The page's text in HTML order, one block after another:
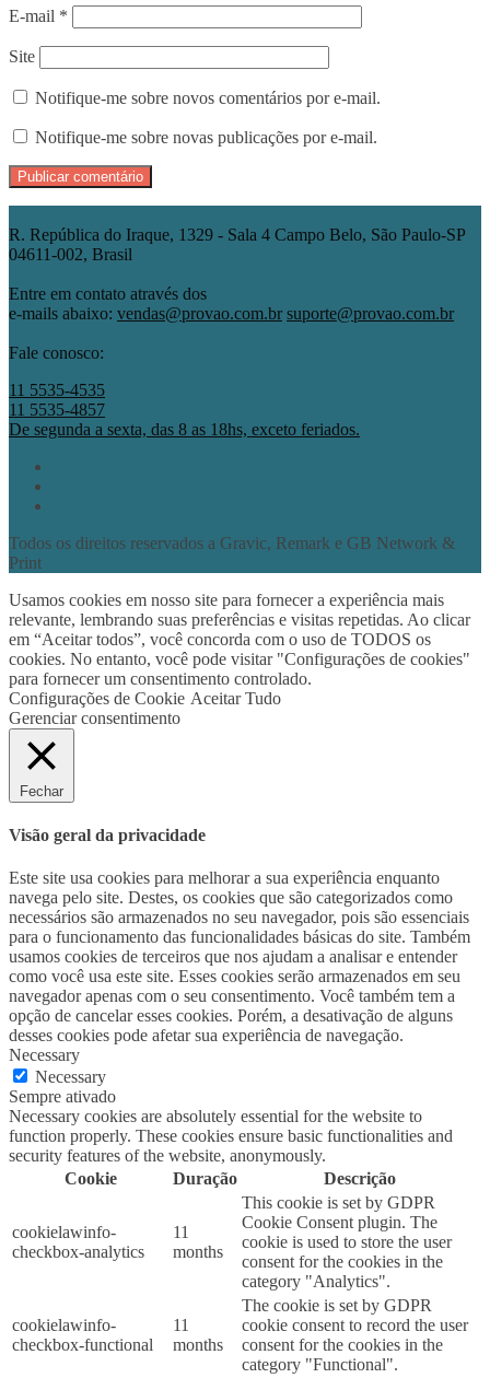
E-mail *
Site
Notifique-me sobre novos comentários por e-mail.
Notifique-me sobre novas publicações por e-mail.
R. República do Iraque, 1329 - Sala 4 Campo Belo, São Paulo-SP
04611-002, Brasil
Entre em contato através dos
e-mails abaixo: vendas@provao.com.br suporte@provao.com.br
Fale conosco:
11 5535-4535
11 5535-4857
De segunda a sexta, das 8 as 18hs, exceto feriados.
Todos os direitos reservados a Gravic, Remark e GB Network &
Print
Usamos cookies em nosso site para fornecer a experiência mais
relevante, lembrando suas preferências e visitas repetidas. Ao clicar
em “Aceitar todos”, você concorda com o uso de TODOS os
cookies. No entanto, você pode visitar "Configurações de cookies"
para fornecer um consentimento controlado.
Configurações de Cookie Aceitar Tudo
Gerenciar consentimento
Fechar
Visão geral da privacidade
Este site usa cookies para melhorar a sua experiência enquanto
navega pelo site. Destes, os cookies que são categorizados como
necessários são armazenados no seu navegador, pois são essenciais
para o funcionamento das funcionalidades básicas do site. Também
usamos cookies de terceiros que nos ajudam a analisar e entender
como você usa este site. Esses cookies serão armazenados em seu
navegador apenas com o seu consentimento. Você também tem a
opção de cancelar esses cookies. Porém, a desativação de alguns
desses cookies pode afetar sua experiência de navegação.
Necessary
Necessary
Sempre ativado
Necessary cookies are absolutely essential for the website to
function properly. These cookies ensure basic functionalities and
security features of the website, anonymously.
Cookie
Duração Descrição
cookielawinfo-
checkbox-analytics
11
months
This cookie is set by GDPR
Cookie Consent plugin. The
cookie is used to store the user
consent for the cookies in the
category "Analytics".
cookielawinfo-
checkbox-functional
11
months
The cookie is set by GDPR
cookie consent to record the user
consent for the cookies in the
category "Functional".